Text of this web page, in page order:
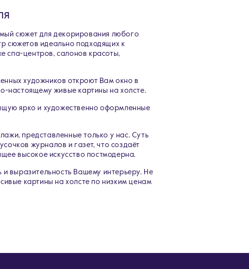
сюжет для декорирования любого
сюжетов идеально подходящих к
спа-центров, салонов красоты,
художников откроют Вам окно в
настоящему живые картины на холсте.
ярко и художественно оформленные
представленные только у нас. Суть
журналов и газет, что создаёт
высокое искусство постмодерна.
выразительность Вашему интерьеру. Не
картины на холсте по низким ценам